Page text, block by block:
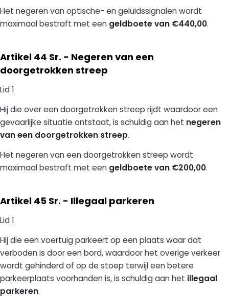
Het negeren van optische- en geluidssignalenwordt
maximaal bestraft met een geldboete van €440,00.
Artikel 44 Sr. - Negeren van een
doorgetrokken streep
Lid 1
Hij die over een doorgetrokken streep rijdt waardoor een
gevaarlijke situatie ontstaat, is schuldig aan het negeren
van een doorgetrokken streep.
Het negeren van een doorgetrokken streep wordt
maximaal bestraft met een geldboete van €200,00.
Artikel 45 Sr. - Illegaal parkeren
Lid 1
Hij die een voertuig parkeert op een plaats waar dat
verboden is door een bord, waardoor het overige verkeer
wordt gehinderd of op de stoep terwijl een betere
parkeerplaats voorhanden is, is schuldig aan het illegaal
parkeren.